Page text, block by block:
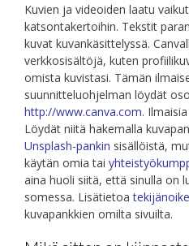
Kuvien ja videoiden laatu
katsontakertoihin. Tekstit
kuvat kuvankäsittelyssä.
verkkosisältöjä, kuten
omista kuvistasi. Tämän
suunnitteluohjelman löydät
http://www.canva.com.
Löydät niitä hakemalla
Unsplash-pankin sisällöistä,
käytän omia tai
aina huoli siitä, että sinulla on
somessa. Lisätietoa
kuvapankkien omilta sivuilta.